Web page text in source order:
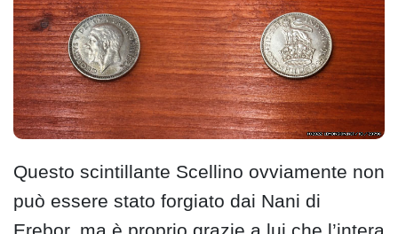
Questo scintillante Scellino ovviamente non
può essere stato forgiato dai Nani di